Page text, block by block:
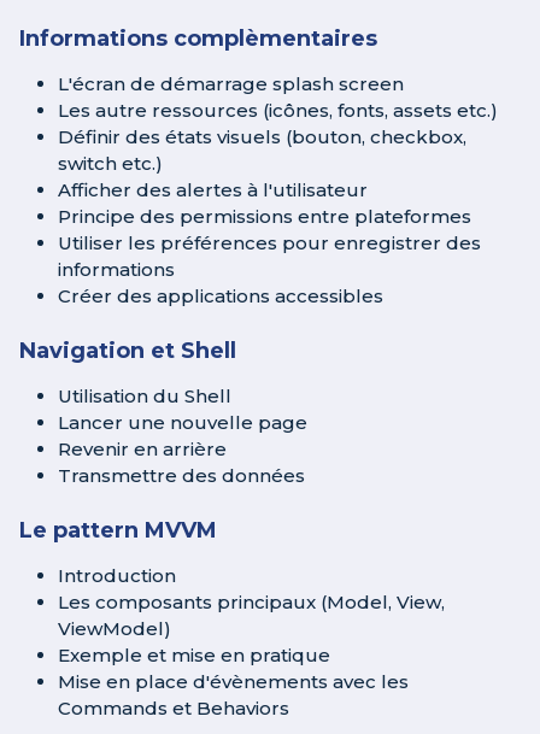
Informations complèmentaires
L'écran de démarrage splash screen
Les autre ressources (icônes, fonts, assets etc.)
Définir des états visuels (bouton, checkbox,
switch etc.)
Afficher des alertes à l'utilisateur
Principe des permissions entre plateformes
Utiliser les préférences pour enregistrer des
informations
Créer des applications accessibles
Navigation et Shell
Utilisation du Shell
Lancer une nouvelle page
Revenir en arrière
Transmettre des données
Le pattern MVVM
Introduction
Les composants principaux (Model, View,
ViewModel)
Exemple et mise en pratique
Mise en place d'évènements avec les
Commands et Behaviors